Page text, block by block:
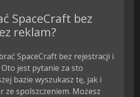
SpaceCraft bez
reklam?
SpaceCraft bez rejestracji i
jest pytanie za sto
bazie wyszukasz tę, jak i
ze spolszczeniem. Możesz